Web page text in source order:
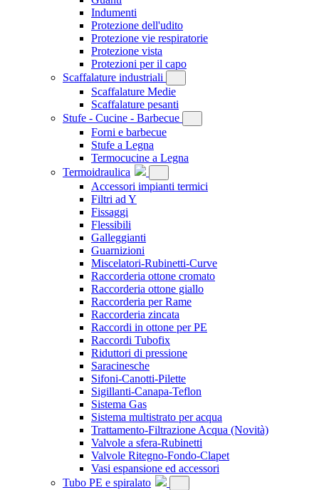
Indumenti
Protezione dell'udito
Protezione vie respiratorie
Protezione vista
Protezioni per il capo
Scaffalature industriali
Scaffalature Medie
Scaffalature pesanti
Stufe - Cucine - Barbecue
Forni e barbecue
Stufe a Legna
Termocucine a Legna
Termoidraulica
Accessori impianti termici
Filtri ad Y
Fissaggi
Flessibili
Galleggianti
Guarnizioni
Miscelatori-Rubinetti-Curve
Raccorderia ottone cromato
Raccorderia ottone giallo
Raccorderia per Rame
Raccorderia zincata
Raccordi in ottone per PE
Raccordi Tubofix
Riduttori di pressione
Saracinesche
Sifoni-Canotti-Pilette
Sigillanti-Canapa-Teflon
Sistema Gas
Sistema multistrato per acqua
Trattamento-Filtrazione Acqua (Novità)
Valvole a sfera-Rubinetti
Valvole Ritegno-Fondo-Clapet
Vasi espansione ed accessori
Tubo PE e spiralato